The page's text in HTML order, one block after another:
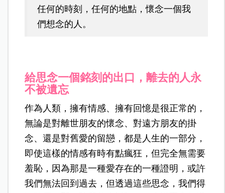
任何的時刻，任何的地點，懷念一個我
們想念的人。
給思念一個銘刻的出口，離去的人永
不被遺忘
作為人類，擁有情感、擁有回憶是很正常的，
無論是對離世朋友的懷念、對遠方朋友的掛
念、還是對舊愛的留戀，都是人生的一部分，
即使這樣的情感有時有點瘋狂，但完全無需要
羞恥，因為那是一種愛存在的一種證明，或許
我們無法回到過去，但透過這些思念，我們得